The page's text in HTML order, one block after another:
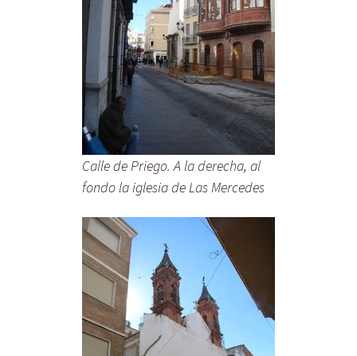
Calle de Priego. A la derecha, al
fondo la iglesia de Las Mercedes